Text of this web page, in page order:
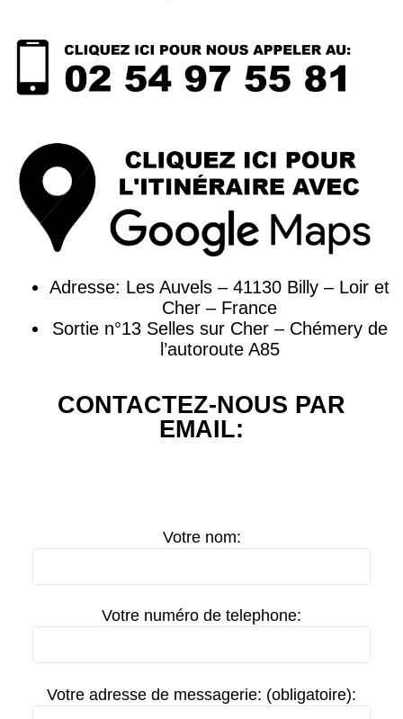
Adresse: Les Auvels – 41130 Billy – Loir et
Cher – France
Sortie n°13 Selles sur Cher – Chémery de
l’autoroute A85
CONTACTEZ-NOUS PAR
EMAIL:
Votre nom:
Votre numéro de telephone:
Votre adresse de messagerie: (obligatoire):